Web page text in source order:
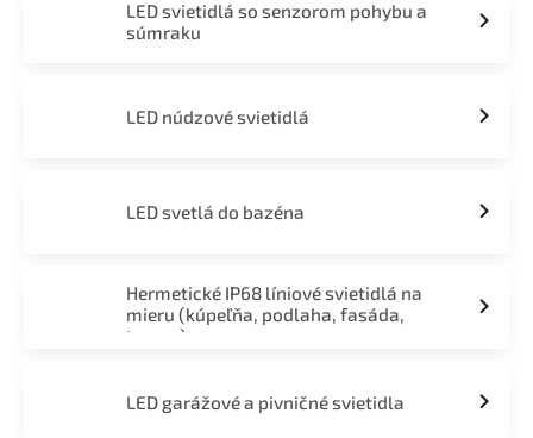
LED svietidlá so senzorom pohybu a
súmraku
LED núdzové svietidlá
LED svetlá do bazéna
Hermetické IP68 líniové svietidlá na
mieru (kúpeľňa, podlaha, fasáda,
terasa)
LED garážové a pivničné svietidla